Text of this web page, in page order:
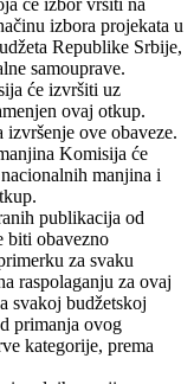
izbora projekata u
Republike Srbije,
samouprave.
će izvršiti uz
ovaj otkup.
ove obaveze.
Komisija će
manjina i
publikacija od
biti obavezno
za svaku
raspolaganju za ovaj
svakoj budžetskoj
primanja ovog
kategorije, prema